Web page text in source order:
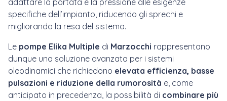
adattare la portata e la pressione alle esigenze
specifiche dell’impianto, riducendo gli sprechi e
migliorando la resa del sistema.
Le pompe Elika Multiple di Marzocchi rappresentano
dunque una soluzione avanzata per i sistemi
oleodinamici che richiedono elevata efficienza, basse
pulsazioni e riduzione della rumorosità e, come
anticipato in precedenza, la possibilità di combinare più